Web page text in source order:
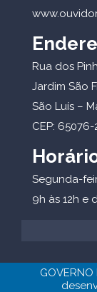
Rua dos
Jardim São
São Luís –
CEP: 65076-
Segunda-
9h às 12h e